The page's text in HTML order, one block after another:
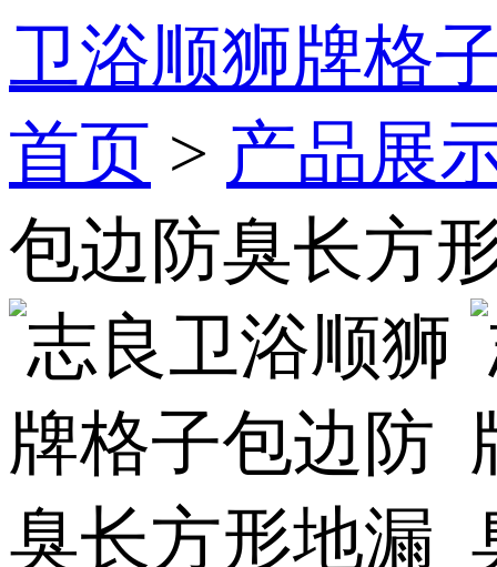
卫浴顺狮牌格
首页 > 产品展
包边防臭长方